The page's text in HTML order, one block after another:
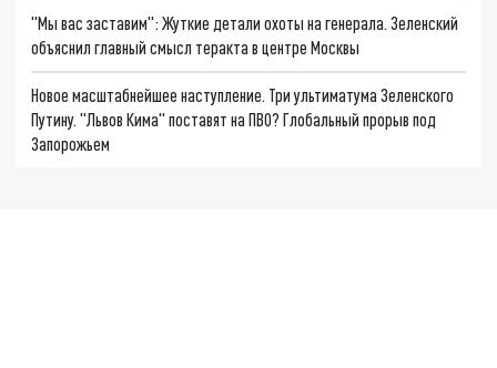
"Мы вас заставим": Жуткие детали охоты на генерала. Зеленский
объяснил главный смысл теракта в центре Москвы
Новое масштабнейшее наступление. Три ультиматума Зеленского
Путину. "Львов Кима" поставят на ПВО? Глобальный прорыв под
Запорожьем